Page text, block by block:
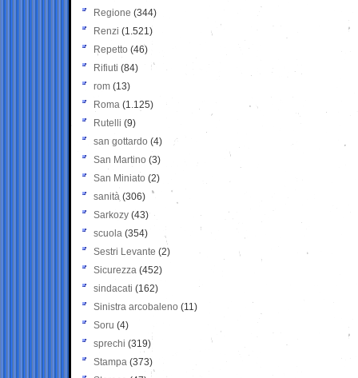
Regione (344)
Renzi (1.521)
Repetto (46)
Rifiuti (84)
rom (13)
Roma (1.125)
Rutelli (9)
san gottardo (4)
San Martino (3)
San Miniato (2)
sanità (306)
Sarkozy (43)
scuola (354)
Sestri Levante (2)
Sicurezza (452)
sindacati (162)
Sinistra arcobaleno (11)
Soru (4)
sprechi (319)
Stampa (373)